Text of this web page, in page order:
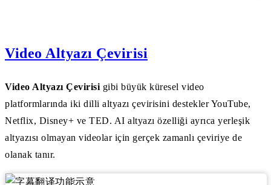
Video Altyazı Çevirisi
Video Altyazı Çevirisi gibi büyük küresel video
platformlarında iki dilli altyazı çevirisini destekler YouTube,
Netflix, Disney+ ve TED. AI altyazı özelliği ayrıca yerleşik
altyazısı olmayan videolar için gerçek zamanlı çeviriye de
olanak tanır.